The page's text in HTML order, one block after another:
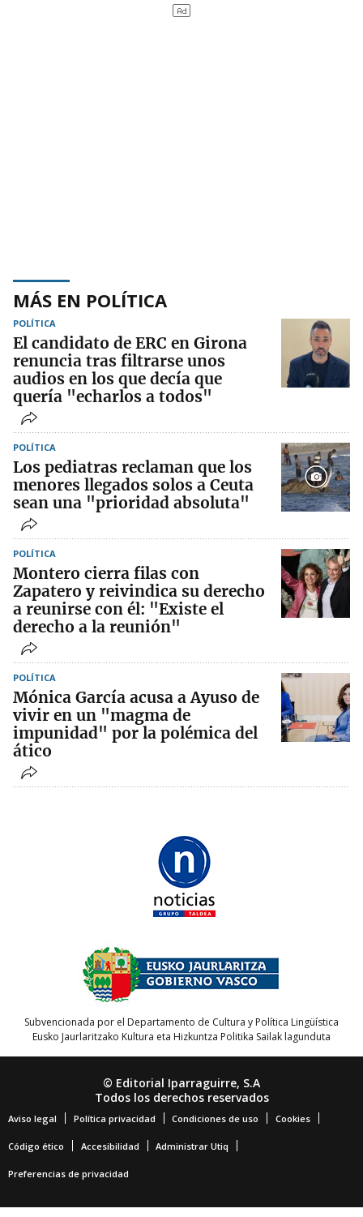
MÁS EN POLÍTICA
POLÍTICA
El candidato de ERC en Girona
renuncia tras filtrarse unos
audios en los que decía que
quería "echarlos a todos"
POLÍTICA
Los pediatras reclaman que los
menores llegados solos a Ceuta
sean una "prioridad absoluta"
POLÍTICA
Montero cierra filas con
Zapatero y reivindica su derecho
a reunirse con él: "Existe el
derecho a la reunión"
POLÍTICA
Mónica García acusa a Ayuso de
vivir en un "magma de
impunidad" por la polémica del
ático
Subvencionada por el Departamento de Cultura y Política Lingüística
Eusko Jaurlaritzako Kultura eta Hizkuntza Politika Sailak lagunduta
© Editorial Iparraguirre, S.A
Todos los derechos reservados
Aviso legal Política privacidad Condiciones de uso Cookies
Código ético Accesibilidad Administrar Utiq
Preferencias de privacidad